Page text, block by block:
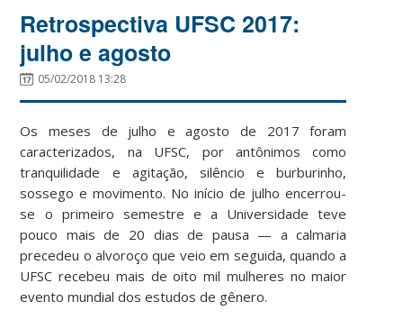
Retrospectiva UFSC 2017:
julho e agosto
05/02/2018 13:28
Os meses de julho e agosto de 2017 foram
caracterizados, na UFSC, por antônimos como
tranquilidade e agitação, silêncio e burburinho,
sossego e movimento. No início de julho encerrou-
se o primeiro semestre e a Universidade teve
pouco mais de 20 dias de pausa — a calmaria
precedeu o alvoroço que veio em seguida, quando a
UFSC recebeu mais de oito mil mulheres no maior
evento mundial dos estudos de gênero.